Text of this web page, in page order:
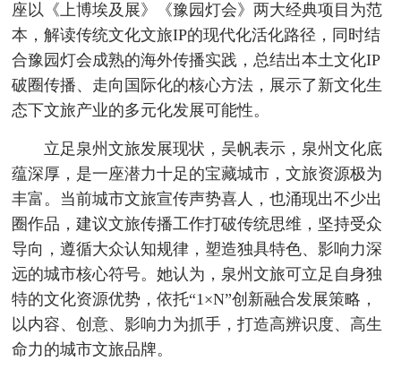
座以《上博埃及展》《豫园灯会》两大经典项目为范
本，解读传统文化文旅IP的现代化活化路径，同时结
合豫园灯会成熟的海外传播实践，总结出本土文化IP
破圈传播、走向国际化的核心方法，展示了新文化生
态下文旅产业的多元化发展可能性。
立足泉州文旅发展现状，吴帆表示，泉州文化底
蕴深厚，是一座潜力十足的宝藏城市，文旅资源极为
丰富。当前城市文旅宣传声势喜人，也涌现出不少出
圈作品，建议文旅传播工作打破传统思维，坚持受众
导向，遵循大众认知规律，塑造独具特色、影响力深
远的城市核心符号。她认为，泉州文旅可立足自身独
特的文化资源优势，依托“1×N”创新融合发展策略，
以内容、创意、影响力为抓手，打造高辨识度、高生
命力的城市文旅品牌。